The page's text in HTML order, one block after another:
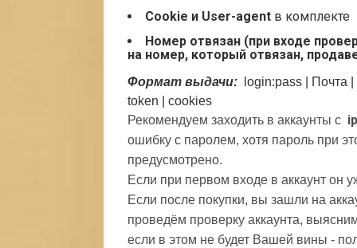
Cookie и User-agent в комплекте
Номер отвязан (при входе
на номер, который отвязан,
Формат выдачи: login:pass | Почта
token | cookies
Рекомендуем заходить в аккаунты с
ошибку с паролем, хотя пароль при
предусмотрено.
Если при первом входе в аккаунт он
Если после покупки, вы зашли на
проведём проверку аккаунта,
если в этом не будет Вашей вины -